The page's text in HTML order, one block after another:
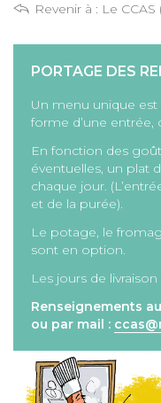
Revenir à : Le
PORTAGE DES
Un menu unique
forme d’une entrée,
En fonction des
éventuelles, un plat
chaque jour.
et de la purée).
Le potage, le
sont en option.
Les jours de
Renseignements
ou par mail :